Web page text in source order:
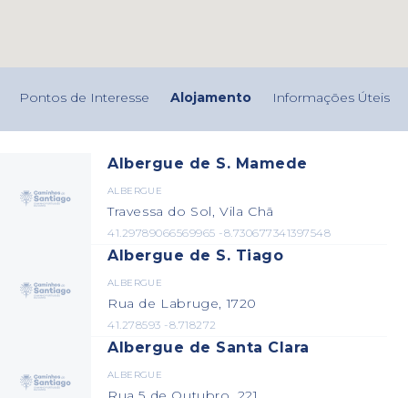
Pontos de Interesse Alojamento Informações Úteis
Albergue de S. Mamede
ALBERGUE
Travessa do Sol, Vila Chã
41.29789066569965 -8.730677341397548
Albergue de S. Tiago
ALBERGUE
Rua de Labruge, 1720
41.278593 -8.718272
Albergue de Santa Clara
ALBERGUE